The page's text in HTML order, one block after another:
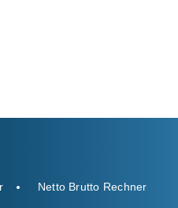
Netto Brutto Rechner